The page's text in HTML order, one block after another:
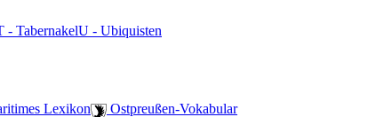
- TabernakelU - Ubiquisten
Lexikon ️ Ostpreußen-Vokabular